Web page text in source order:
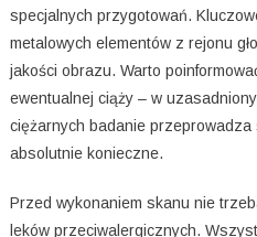
specjalnych przygotowań.
metalowych elementów z rejonu
jakości obrazu. Warto
ewentualnej ciąży – w
ciężarnych badanie
absolutnie konieczne.
Przed wykonaniem skanu nie
leków przeciwalergicznych.